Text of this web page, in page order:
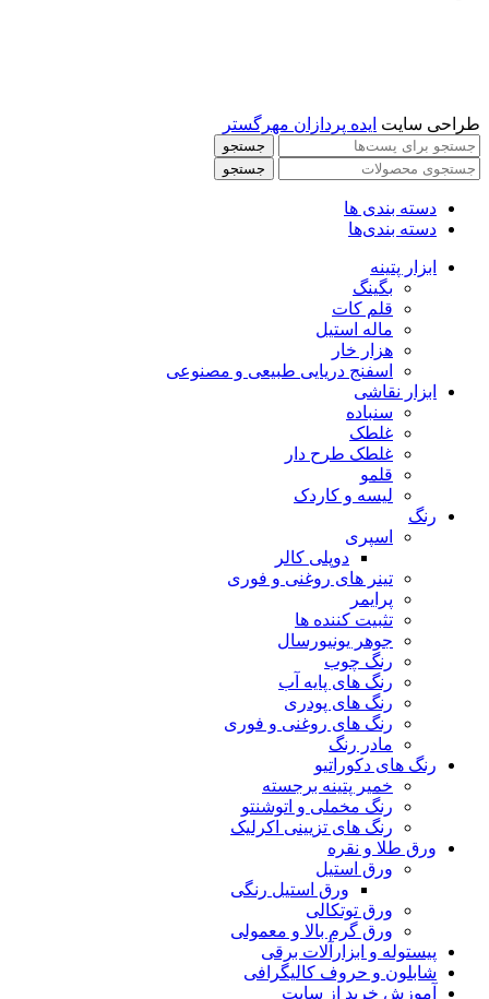
طراحی سایت ایده پردازان مهرگستر
جستجو
جستجو
دسته بندی ها
دسته بندی‌ها
ابزار پتینه
بگینگ
قلم کات
ماله استیل
هزار خار
اسفنج دریایی طبیعی و مصنوعی
ابزار نقاشی
سنباده
غلطک
غلطک طرح دار
قلمو
لیسه و کاردک
رنگ
اسپری
دوپلی کالر
تینر های روغنی و فوری
پرایمر
تثبیت کننده ها
جوهر یونیورسال
رنگ چوب
رنگ‌ های پایه آب
رنگ های پودری
رنگ‌ های روغنی و فوری
مادر رنگ
رنگ های دکوراتیو
خمیر پتینه برجسته
رنگ مخملی و اتوشنتو
رنگ های تزیینی اکرلیک
ورق طلا و نقره
ورق استیل
ورق استیل رنگی
ورق توتکالی
ورق گرم بالا و معمولی
پیستوله و ابزارآلات برقی
شابلون و حروف کالیگرافی
آموزش خرید از سایت